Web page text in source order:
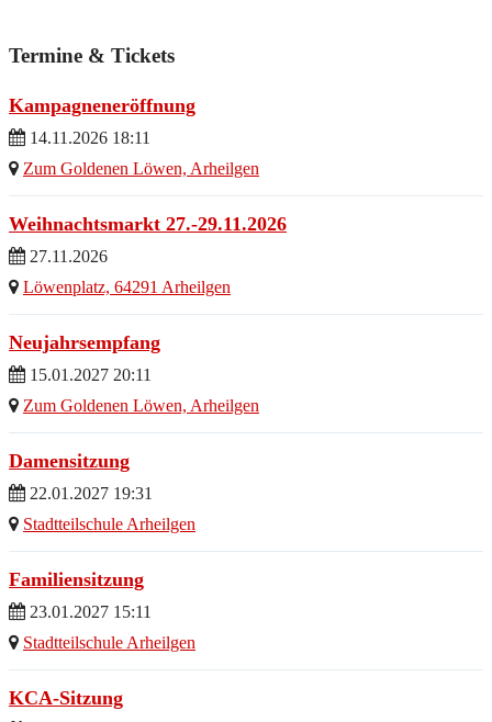
Termine & Tickets
Kampagneneröffnung
14.11.2026 18:11
Zum Goldenen Löwen, Arheilgen
Weihnachtsmarkt 27.-29.11.2026
27.11.2026
Löwenplatz, 64291 Arheilgen
Neujahrsempfang
15.01.2027 20:11
Zum Goldenen Löwen, Arheilgen
Damensitzung
22.01.2027 19:31
Stadtteilschule Arheilgen
Familiensitzung
23.01.2027 15:11
Stadtteilschule Arheilgen
KCA-Sitzung